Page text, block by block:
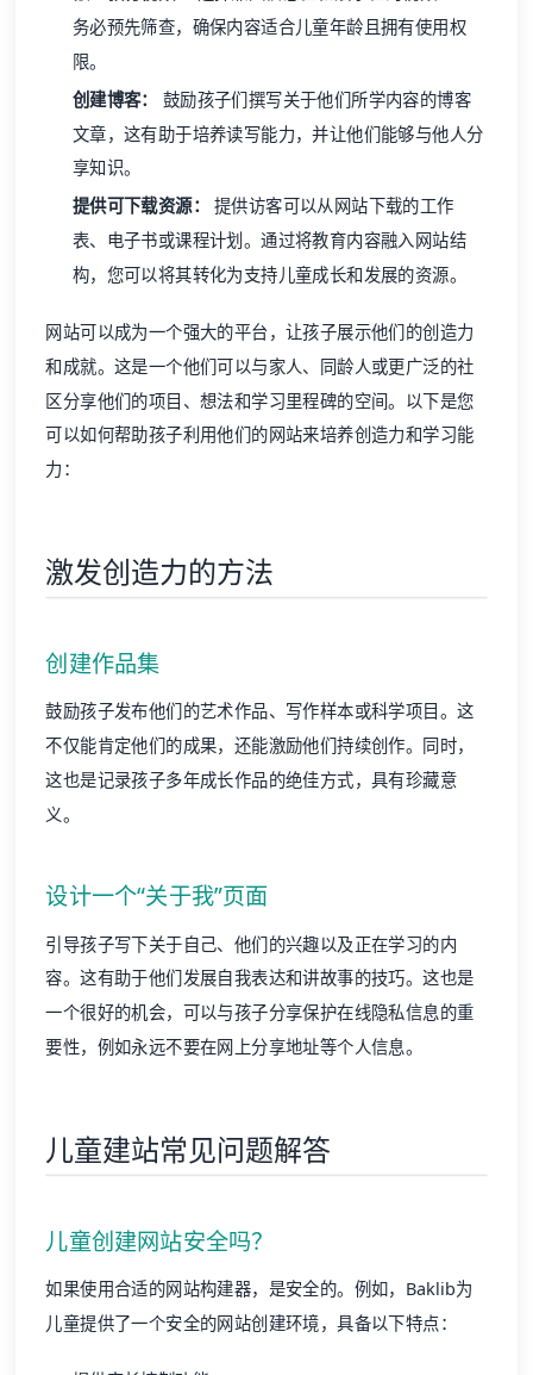
务必预先筛查，确保内容适合儿童年龄且拥有使用权
限。
创建博客：
鼓励孩子们撰写关于他们所学内容的博客
文章，这有助于培养读写能力，并让他们能够与他人分
享知识。
提供可下载资源：
提供访客可以从网站下载的工作
表、电子书或课程计划。通过将教育内容融入网站结
构，您可以将其转化为支持儿童成长和发展的资源。
网站可以成为一个强大的平台，让孩子展示他们的创造力
和成就。这是一个他们可以与家人、同龄人或更广泛的社
区分享他们的项目、想法和学习里程碑的空间。以下是您
可以如何帮助孩子利用他们的网站来培养创造力和学习能
力：
激发创造力的方法
创建作品集
鼓励孩子发布他们的艺术作品、写作样本或科学项目。这
不仅能肯定他们的成果，还能激励他们持续创作。同时，
这也是记录孩子多年成长作品的绝佳方式，具有珍藏意
义。
设计一个“关于我”页面
引导孩子写下关于自己、他们的兴趣以及正在学习的内
容。这有助于他们发展自我表达和讲故事的技巧。这也是
一个很好的机会，可以与孩子分享保护在线隐私信息的重
要性，例如永远不要在网上分享地址等个人信息。
儿童建站常见问题解答
儿童创建网站安全吗？
如果使用合适的网站构建器，是安全的。例如，Baklib为
儿童提供了一个安全的网站创建环境，具备以下特点：